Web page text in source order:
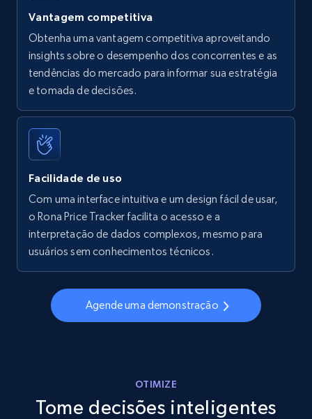
5.6K+ 876+
Walmart - products - Find new products by
using specific category URL
URL, Final price, Sku, Currency, Gtin,
Specifications, Image urls, Top reviews, and
more.
Walmart - products - Collects products by
specific keywords
URL, Final price, Sku, Currency, Gtin,
Specifications, Image urls, Top reviews, and
Vantagem competitiva
Obtenha uma vantagem competitiva aproveitando
insights sobre o desempenho dos concorrentes e as
tendências do mercado para informar sua estratégia
e tomada de decisões.
Facilidade de uso
Com uma interface intuitiva e um design fácil de usar,
o Rona Price Tracker facilita o acesso e a
interpretação de dados complexos, mesmo para
usuários sem conhecimentos técnicos.
Agende uma demonstração
OTIMIZE
Tome decisões inteligentes